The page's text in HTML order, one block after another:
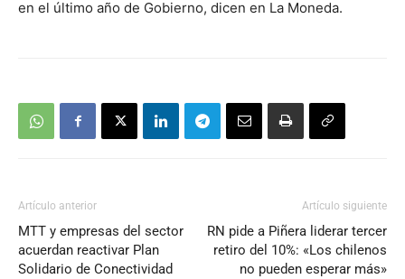
en el último año de Gobierno, dicen en La Moneda.
Artículo anterior
MTT y empresas del sector
acuerdan reactivar Plan
Solidario de Conectividad
Artículo siguiente
RN pide a Piñera liderar tercer
retiro del 10%: «Los chilenos
no pueden esperar más»